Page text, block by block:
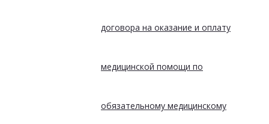
договора на оказание и оплату
медицинской помощи по
обязательному медицинскому